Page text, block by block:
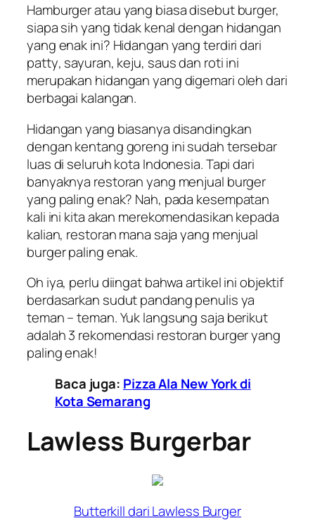
Hamburger atau yang biasa disebut burger,
siapa sih yang tidak kenal dengan hidangan
yang enak ini? Hidangan yang terdiri dari
patty, sayuran, keju, saus dan roti ini
merupakan hidangan yang digemari oleh dari
berbagai kalangan.
Hidangan yang biasanya disandingkan
dengan kentang goreng ini sudah tersebar
luas di seluruh kota Indonesia. Tapi dari
banyaknya restoran yang menjual burger
yang paling enak? Nah, pada kesempatan
kali ini kita akan merekomendasikan kepada
kalian, restoran mana saja yang menjual
burger paling enak.
Oh iya, perlu diingat bahwa artikel ini objektif
berdasarkan sudut pandang penulis ya
teman – teman. Yuk langsung saja berikut
adalah 3 rekomendasi restoran burger yang
paling enak!
Baca juga: Pizza Ala New York di
Kota Semarang
Lawless Burgerbar
Butterkill dari Lawless Burger